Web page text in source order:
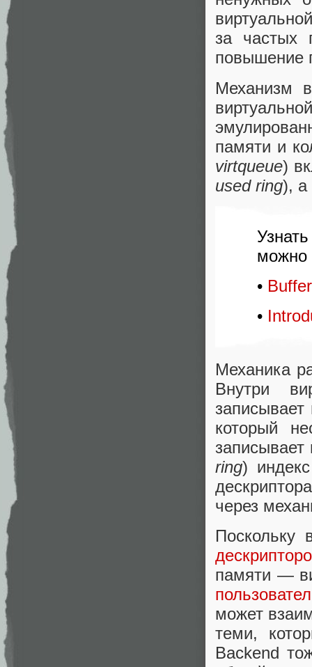
за частых
повышение
Механизм
памяти и
virtqueue)
used ring), а
можно
•
•
Механика
Внутри
который
ring)
через
Поскольку
памяти —
может
теми,
Backend